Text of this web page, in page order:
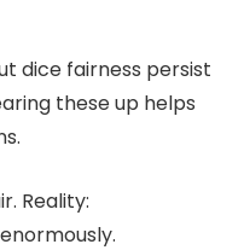
dice fairness persist
these up helps
Reality: